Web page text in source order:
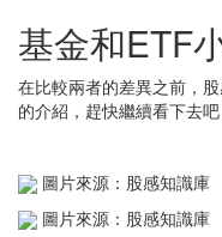
基金和ETF
在比較兩者的差異之前，
的介紹，趕快繼續看下去吧
圖片來源：股感知識庫
圖片來源：股感知識庫